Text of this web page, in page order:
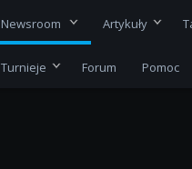
Newsroom Artykuły
Turnieje Forum Pomoc